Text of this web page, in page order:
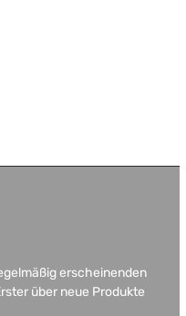
erscheinenden
über neue Produkte